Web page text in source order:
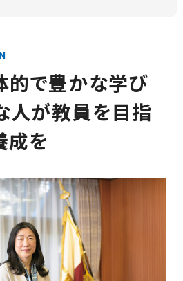
的で豊かな学び
人が教員を目指
成を